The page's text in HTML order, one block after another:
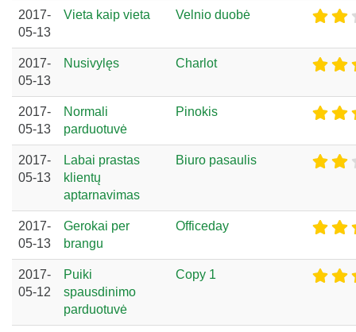
2017-
05-13
Vieta kaip vieta Velnio duobė
2017-
05-13
Nusivylęs Charlot
2017-
05-13
Normali
parduotuvė
Pinokis
2017-
05-13
Labai prastas
klientų
aptarnavimas
Biuro pasaulis
2017-
05-13
Gerokai per
brangu
Officeday
2017-
05-12
Puiki
spausdinimo
parduotuvė
Copy 1